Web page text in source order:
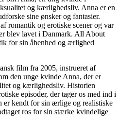
og kærlighedsliv. Anna er en
sine ønsker og fantasier.
romantik og erotiske scener og var
blev lavet i Danmark. All About
for sin åbenhed og ærlighed
film fra 2005, instrueret af
den unge kvinde Anna, der er
og kærlighedsliv. Historien
episoder, der tager os med ind i
er kendt for sin ærlige og realistiske
ros for sin stærke kvindelige